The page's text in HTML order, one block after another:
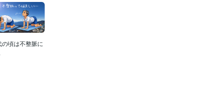
頃は不整脈に